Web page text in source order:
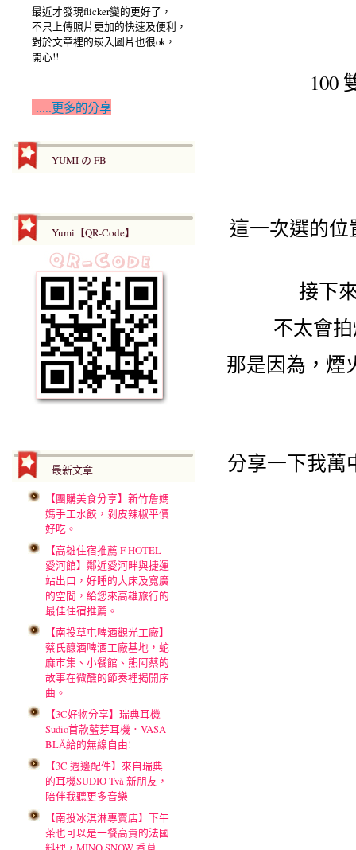
最近才發現flicker變的更好了，
不只上傳照片更加的快速及便利，
對於文章裡的崁入圖片也很ok，
開心!!
.....更多的分享
YUMI の FB
Yumi【QR-Code】
最新文章
【團購美食分享】新竹詹媽
媽手工水餃，剝皮辣椒平價
好吃。
【高雄住宿推薦 F HOTEL
愛河館】鄰近愛河畔與捷運
站出口，好睡的大床及寬廣
的空間，給您來高雄旅行的
最佳住宿推薦。
【南投草屯啤酒觀光工廠】
蔡氏釀酒啤酒工廠基地，蛇
麻市集、小餐館、熊阿蔡的
故事在微醺的節奏裡揭開序
曲。
【3C好物分享】瑞典耳機
Sudio首款藍芽耳機．VASA
BLÅ給的無線自由!
【3C 週邊配件】來自瑞典
的耳機SUDIO Två 新朋友，
陪伴我聽更多音樂
【南投冰淇淋專賣店】下午
茶也可以是一餐高貴的法國
100
這一次選的
接下
不太會
那是因為，煙
分享一下我萬